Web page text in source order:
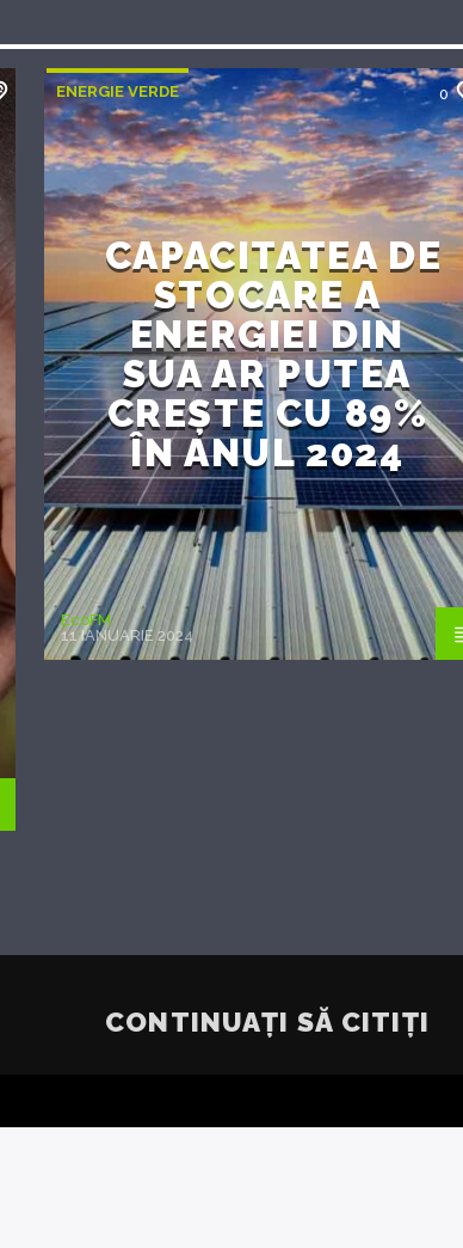
ENERGIE VERDE 0
CAPACITATEA DE
STOCARE A
ENERGIEI DIN
SUA AR PUTEA
CREȘTE CU 89%
ÎN ANUL 2024
EcoFM
11 IANUARIE 2024
CONTINUAȚI SĂ CITIȚI